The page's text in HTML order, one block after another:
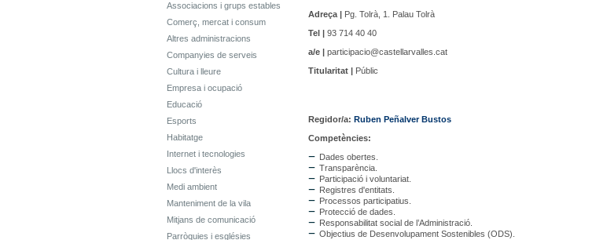
Associacions i grups estables
Comerç, mercat i consum
Altres administracions
Companyies de serveis
Cultura i lleure
Empresa i ocupació
Educació
Esports
Habitatge
Internet i tecnologies
Llocs d'interès
Medi ambient
Manteniment de la vila
Mitjans de comunicació
Parròquies i esglésies
Adreça | Pg. Tolrà, 1. Palau Tolrà
Tel | 93 714 40 40
a/e | participacio@castellarvalles.cat
Titularitat | Públic
Regidor/a: Ruben Peñalver Bustos
Competències:
Dades obertes.
Transparència.
Participació i voluntariat.
Registres d'entitats.
Processos participatius.
Protecció de dades.
Responsabilitat social de l’Administració.
Objectius de Desenvolupament Sostenibles (ODS).